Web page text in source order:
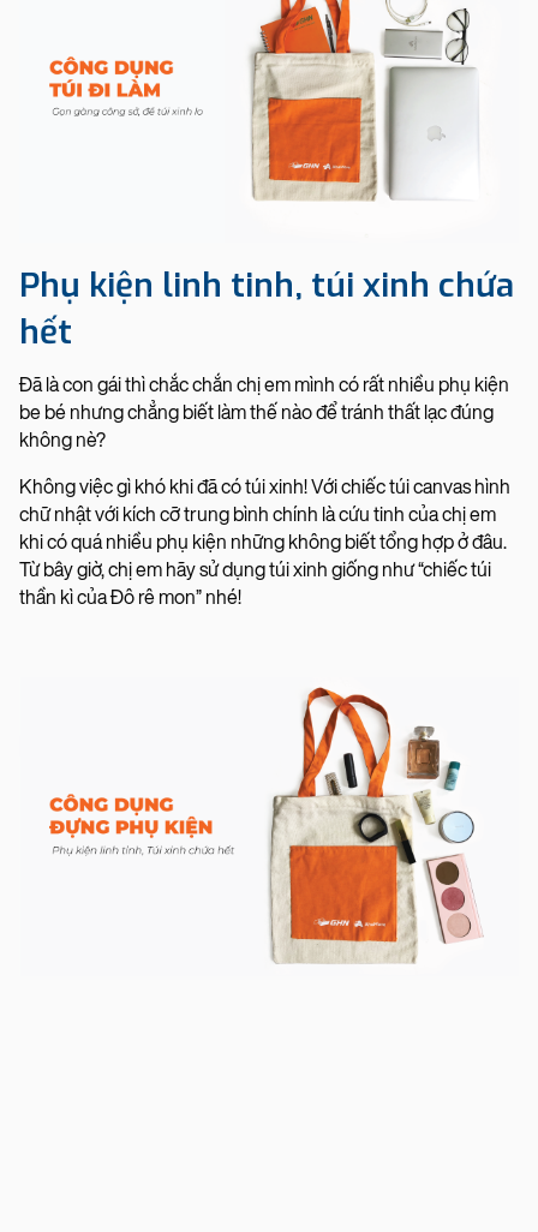
Phụ kiện linh tinh, túi xinh chứa
hết
Đã là con gái thì chắc chắn chị em mình có rất nhiều phụ kiện
be bé nhưng chẳng biết làm thế nào để tránh thất lạc đúng
không nè?
Không việc gì khó khi đã có túi xinh! Với chiếc túi canvas hình
chữ nhật với kích cỡ trung bình chính là cứu tinh của chị em
khi có quá nhiều phụ kiện những không biết tổng hợp ở đâu.
Từ bây giờ, chị em hãy sử dụng túi xinh giống như “chiếc túi
thần kì của Đô rê mon” nhé!